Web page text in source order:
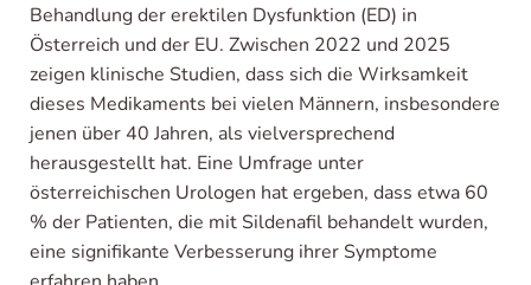
Behandlung der erektilen Dysfunktion (ED) in
Österreich und der EU. Zwischen 2022 und 2025
zeigen klinische Studien, dass sich die Wirksamkeit
dieses Medikaments bei vielen Männern, insbesondere
jenen über 40 Jahren, als vielversprechend
herausgestellt hat. Eine Umfrage unter
österreichischen Urologen hat ergeben, dass etwa 60
% der Patienten, die mit Sildenafil behandelt wurden,
eine signifikante Verbesserung ihrer Symptome